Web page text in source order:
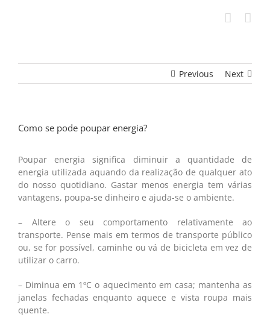
Previous Next
Como se pode poupar energia?
Poupar energia significa diminuir a quantidade de
energia utilizada aquando da realização de qualquer ato
do nosso quotidiano. Gastar menos energia tem várias
vantagens, poupa-se dinheiro e ajuda-se o ambiente.
– Altere o seu comportamento relativamente ao
transporte. Pense mais em termos de transporte público
ou, se for possível, caminhe ou vá de bicicleta em vez de
utilizar o carro.
– Diminua em 1ºC o aquecimento em casa; mantenha as
janelas fechadas enquanto aquece e vista roupa mais
quente.